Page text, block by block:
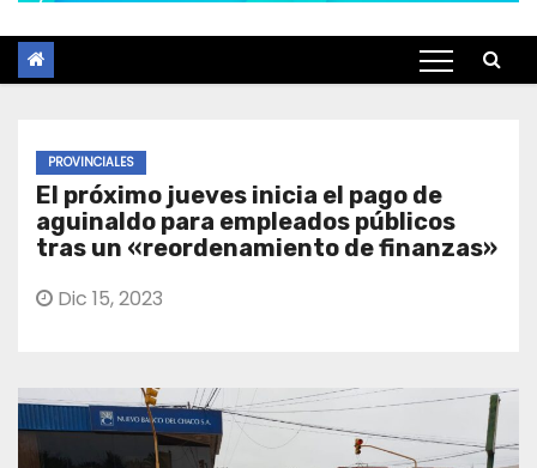
PROVINCIALES
El próximo jueves inicia el pago de
aguinaldo para empleados públicos
tras un «reordenamiento de finanzas»
Dic 15, 2023